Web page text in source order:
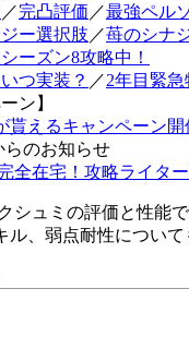
／完凸評価 ／最強ペル
ー選択肢 ／苺のシナ
ーズン8攻略中！
つ実装？ ／2年目緊
ン】
貰えるキャンペーン開
らのお知らせ
全在宅！攻略ライター
シュミの評価と性能
ル、弱点耐性について